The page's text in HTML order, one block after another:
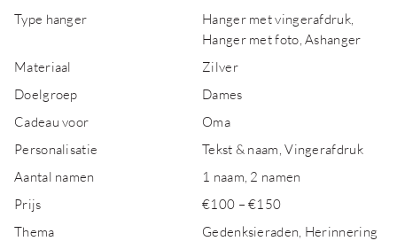
Type hanger
Hanger met vingerafdruk,
Hanger met foto, Ashanger
Materiaal
Zilver
Doelgroep
Dames
Cadeau voor
Oma
Personalisatie
Tekst & naam, Vingerafdruk
Aantal namen
1 naam, 2 namen
Prijs
€100 – €150
Thema
Gedenksieraden, Herinnering